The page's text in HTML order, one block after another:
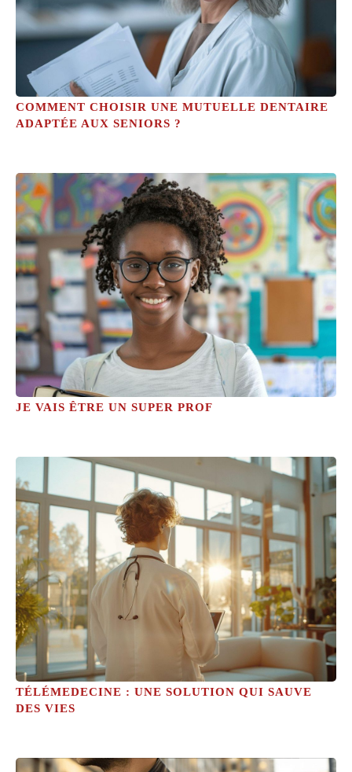
COMMENT CHOISIR UNE MUTUELLE DENTAIRE
ADAPTÉE AUX SENIORS ?
JE VAIS ÊTRE UN SUPER PROF
TÉLÉMEDECINE : UNE SOLUTION QUI SAUVE
DES VIES